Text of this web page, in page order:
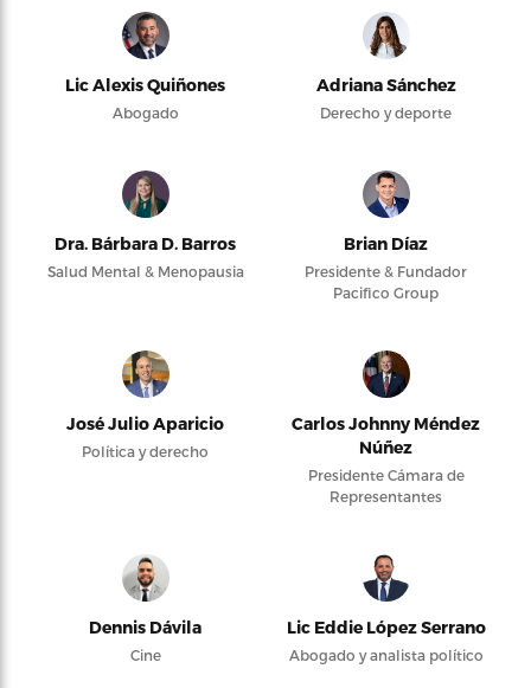
Lic Alexis Quiñones
Abogado
Adriana Sánchez
Derecho y deporte
Dra. Bárbara D. Barros
Salud Mental & Menopausia
Brian Díaz
Presidente & Fundador
Pacifico Group
José Julio Aparicio
Política y derecho
Carlos Johnny Méndez
Núñez
Presidente Cámara de
Representantes
Dennis Dávila
Cine
Lic Eddie López Serrano
Abogado y analista político